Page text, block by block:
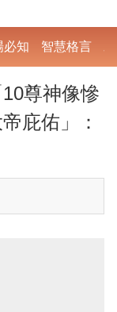
必知 智慧格言
尊神像慘
庇佑」：